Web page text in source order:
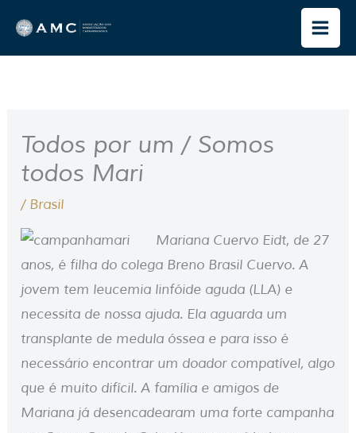
para
o
Todos por um / Somos
todos Mari
/ Brasil
Mariana Cuervo Eidt, de 27
anos, é filha do colega Breno Brasil Cuervo. A
jovem tem leucemia linfóide aguda (LLA) e
necessita de nossa ajuda. Ela aguarda um
transplante de medula óssea e para isso é
necessário encontrar um doador compatível, algo
que é muito difícil. A família e amigos de
Mariana já desencadearam uma forte campanha